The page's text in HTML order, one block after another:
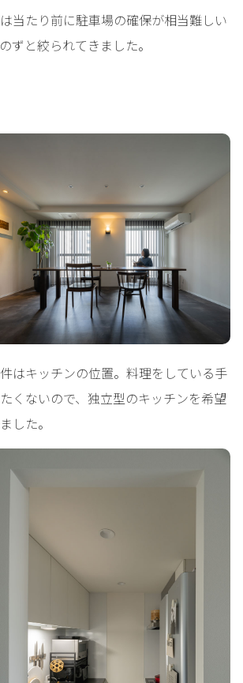
当たり前に駐車場の確保が相当難しい
ずと絞られてきました。
はキッチンの位置。料理をしている手
くないので、独立型のキッチンを希望
した。